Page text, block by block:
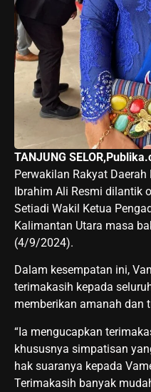
TANJUNG
Perwakilan Rakyat
Ibrahim Ali Resmi dilantik
Setiadi Wakil Ketua
Kalimantan Utara masa
(4/9/2024).
Dalam kesempatan ini,
terimakasih kepada
memberikan amanah dan
“Ia mengucapkan
khususnya simpatisan
hak suaranya kepada
Terimakasih banyak